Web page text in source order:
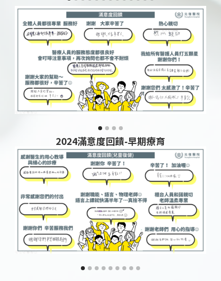
2024滿意度回饋-早期療育